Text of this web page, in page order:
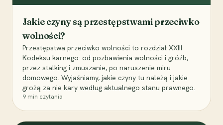
Jakie czyny są przestępstwami przeciwko
wolności?
Przestępstwa przeciwko wolności to rozdział XXIII
Kodeksu karnego: od pozbawienia wolności i gróźb,
przez stalking i zmuszanie, po naruszenie miru
domowego. Wyjaśniamy, jakie czyny tu należą i jakie
grożą za nie kary według aktualnego stanu prawnego.
9 min czytania